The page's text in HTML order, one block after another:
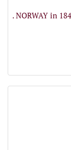
. NORWAY in